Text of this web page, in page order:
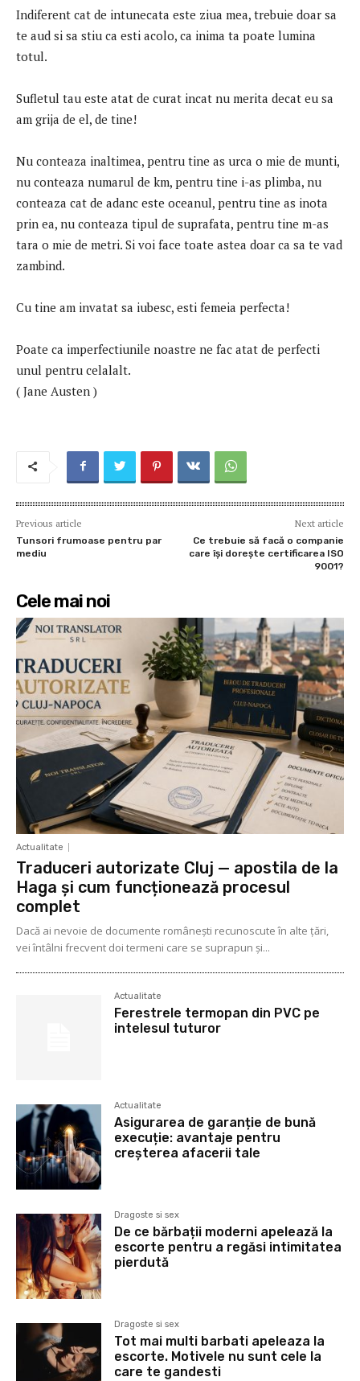
Indiferent cat de intunecata este ziua mea, trebuie doar sa
te aud si sa stiu ca esti acolo, ca inima ta poate lumina
totul.
Sufletul tau este atat de curat incat nu merita decat eu sa
am grija de el, de tine!
Nu conteaza inaltimea, pentru tine as urca o mie de munti,
nu conteaza numarul de km, pentru tine i-as plimba, nu
conteaza cat de adanc este oceanul, pentru tine as inota
prin ea, nu conteaza tipul de suprafata, pentru tine m-as
tara o mie de metri. Si voi face toate astea doar ca sa te vad
zambind.
Cu tine am invatat sa iubesc, esti femeia perfecta!
Poate ca imperfectiunile noastre ne fac atat de perfecti
unul pentru celalalt.
( Jane Austen )
Previous article
Tunsori frumoase pentru par
mediu
Next article
Ce trebuie să facă o companie
care își dorește certificarea ISO
9001?
Cele mai noi
Actualitate
Traduceri autorizate Cluj — apostila de la
Haga și cum funcționează procesul
complet
Dacă ai nevoie de documente românești recunoscute în alte țări,
vei întâlni frecvent doi termeni care se suprapun și...
Actualitate
Ferestrele termopan din PVC pe
intelesul tuturor
Actualitate
Asigurarea de garanție de bună
execuție: avantaje pentru
creșterea afacerii tale
Dragoste si sex
De ce bărbații moderni apelează la
escorte pentru a regăsi intimitatea
pierdută
Dragoste si sex
Tot mai multi barbati apeleaza la
escorte. Motivele nu sunt cele la
care te gandesti